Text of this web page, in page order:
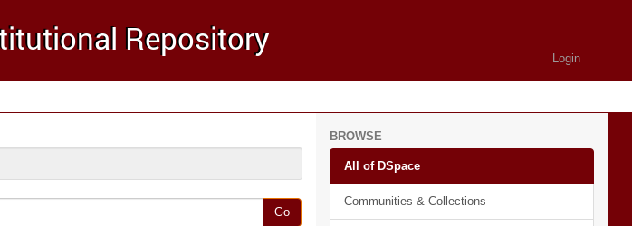
Login
Go
BROWSE
All of DSpace
Communities & Collections